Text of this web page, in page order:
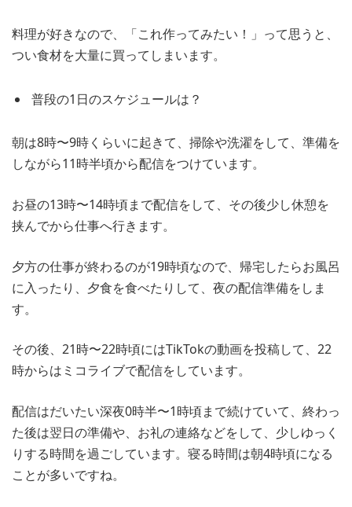
料理が好きなので、「これ作ってみたい！」って思うと、
つい食材を大量に買ってしまいます。
普段の1日のスケジュールは？
朝は8時〜9時くらいに起きて、掃除や洗濯をして、準備を
しながら11時半頃から配信をつけています。
お昼の13時〜14時頃まで配信をして、その後少し休憩を
挟んでから仕事へ行きます。
夕方の仕事が終わるのが19時頃なので、帰宅したらお風呂
に入ったり、夕食を食べたりして、夜の配信準備をしま
す。
その後、21時〜22時頃にはTikTokの動画を投稿して、22
時からはミコライブで配信をしています。
配信はだいたい深夜0時半〜1時頃まで続けていて、終わっ
た後は翌日の準備や、お礼の連絡などをして、少しゆっく
りする時間を過ごしています。寝る時間は朝4時頃になる
ことが多いですね。